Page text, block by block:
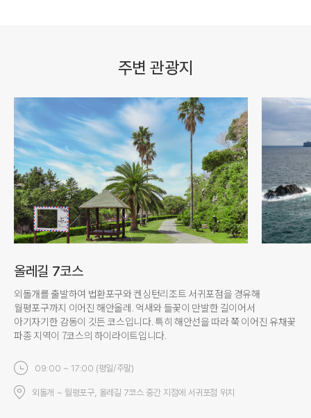
주변 관광지
올레길 7코스
외돌개를 출발하여 법환포구와 켄싱턴리조트 서귀포점을 경유해
월평포구까지 이어진 해안올레. 억새와 들꽃이 만발한 길이어서
아기자기한 감동이 깃든 코스입니다. 특히 해안선을 따라 쭉 이어진 유채꽃
파종 지역이 7코스의 하이라이트입니다.
09:00 ~ 17:00 (평일/주말)
외돌개 ~ 월평포구, 올레길 7코스 중간 지점에 서귀포점 위치